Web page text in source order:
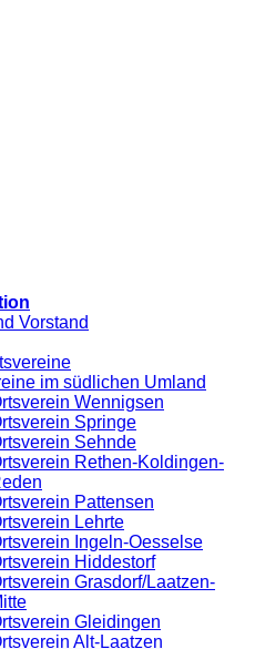
Vorstand
im südlichen Umland
Wennigsen
Springe
Sehnde
Rethen-Koldingen-
Pattensen
Lehrte
Ingeln-Oesselse
Hiddestorf
Grasdorf/Laatzen-
Gleidingen
Alt-Laatzen